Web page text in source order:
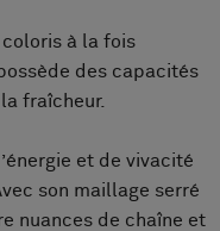
à la fois
des capacités
fraîcheur.
et de vivacité
son maillage serré
nuances de chaîne et